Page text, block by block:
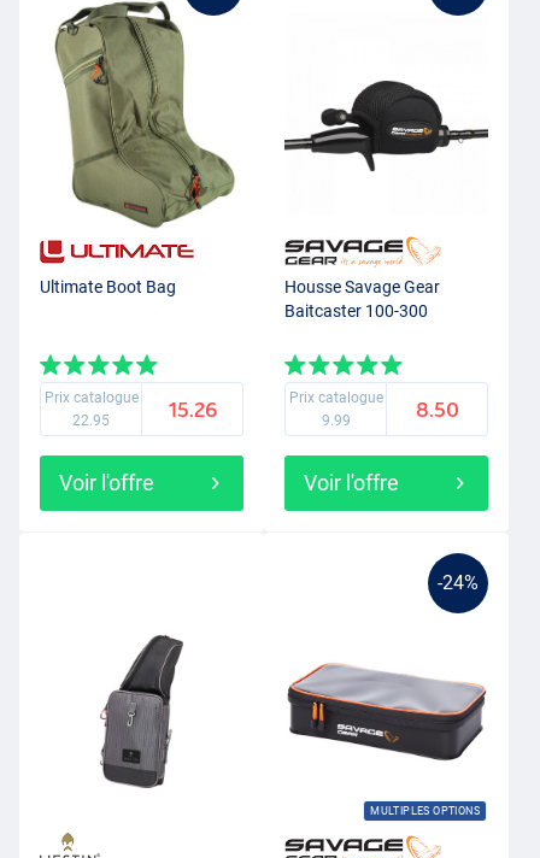
Ultimate Boot Bag
Prix catalogue
22.95
15.26
Voir l'offre
Housse Savage Gear
Baitcaster 100-300
Prix catalogue
9.99
8.50
Voir l'offre
-24%
MULTIPLES OPTIONS